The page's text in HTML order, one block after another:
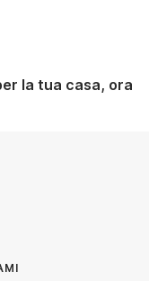
la tua casa, ora